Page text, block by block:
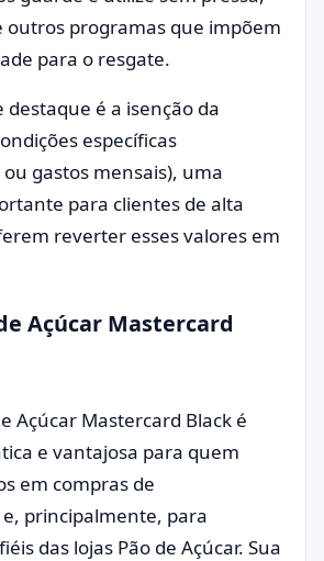
outros programas que impõem
para o resgate.
é a isenção da
específicas
gastos mensais), uma
para clientes de alta
reverter esses valores em
Açúcar Mastercard
Açúcar Mastercard Black é
e vantajosa para quem
em compras de
principalmente, para
das lojas Pão de Açúcar. Sua